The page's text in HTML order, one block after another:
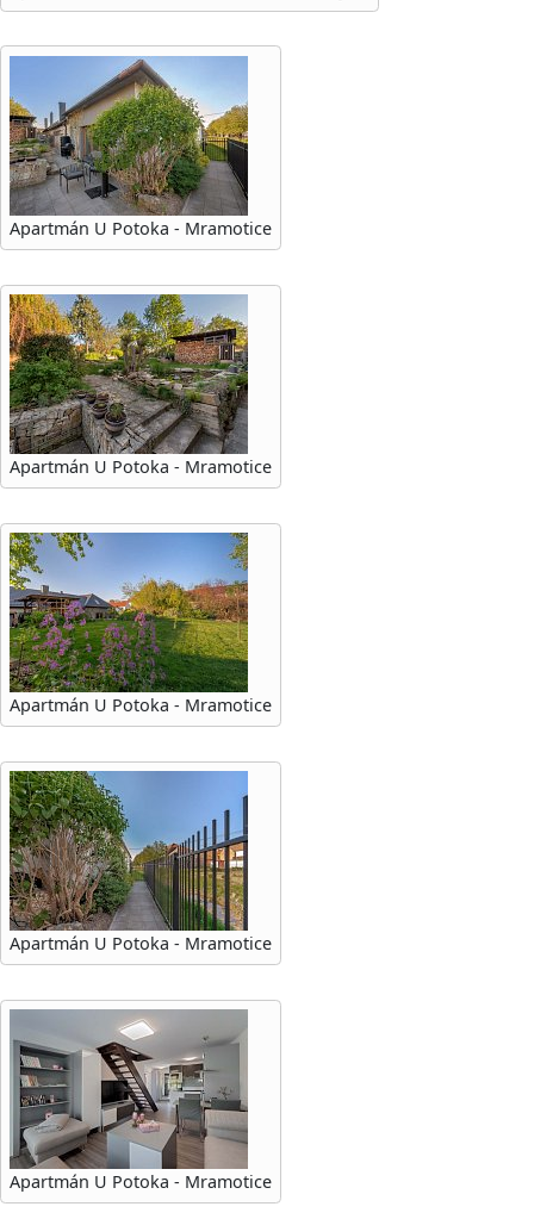
Apartmán U Potoka - Mramotice
Apartmán U Potoka - Mramotice
Apartmán U Potoka - Mramotice
Apartmán U Potoka - Mramotice
Apartmán U Potoka - Mramotice